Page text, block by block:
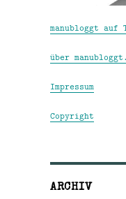
manubloggt auf
über
Impressum
Copyright
ARCHIV